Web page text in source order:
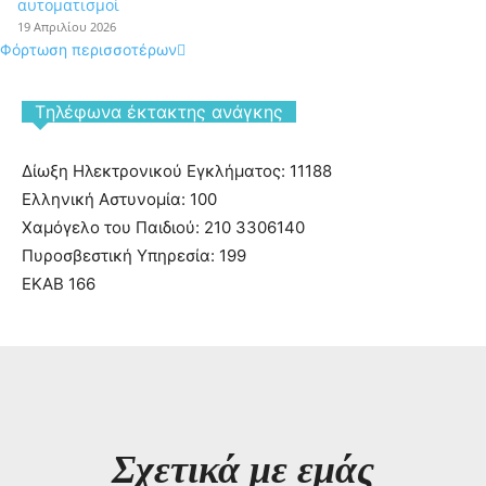
αυτοματισμοί
19 Απριλίου 2026
Φόρτωση περισσοτέρων
Tηλέφωνα έκτακτης ανάγκης
Δίωξη Ηλεκτρονικού Εγκλήματος: 11188
Ελληνική Αστυνομία: 100
Χαμόγελο του Παιδιού: 210 3306140
Πυροσβεστική Υπηρεσία: 199
ΕΚΑΒ 166
Σχετικά με εμάς